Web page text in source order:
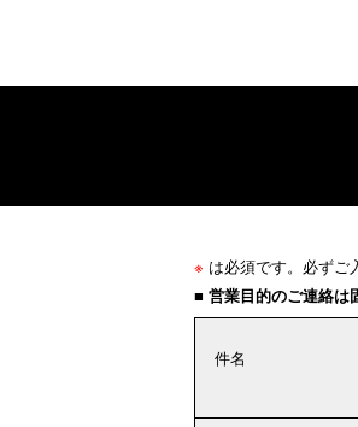
※ は必須です。必ずご
■ 営業目的のご連絡は
件名